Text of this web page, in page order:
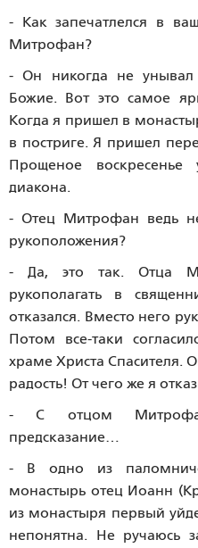
- Как запечатлелся в
Митрофан?
- Он никогда не
Божие. Вот это самое
Когда я пришел в
в постриге. Я пришел
Прощеное
диакона.
- Отец Митрофан ведь
рукоположения?
- Да, это так. Отца
рукополагать в
отказался. Вместо него
Потом все-таки
храме Христа Спасителя.
радость! От чего же я
- С отцом
предсказание…
- В одно из
монастырь отец Иоанн
из монастыря первый
непонятна. Не ручаюсь